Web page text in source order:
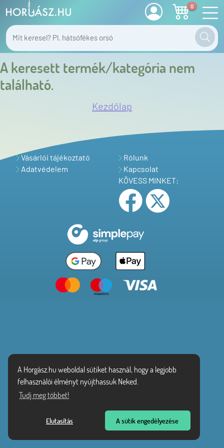
A Horgász.hu weboldal sütiket használ, hogy a legjobb
felhasználói élményt nyújthassuk Neked.
Tudj meg többet!
Elutasítás A sütik engedélyezése
0
A keresett termék/kategória nem
található.
Kezdőlap
Vásárlói tájékoztató
Adatvédelem
Rólunk
Kapcsolat
KÖVESS MINKET: